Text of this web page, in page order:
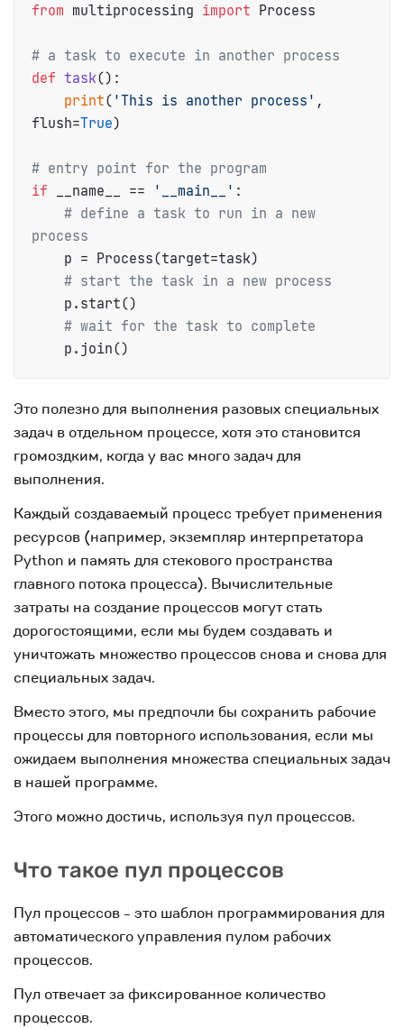
from multiprocessing import Process
# a task to execute in another process
def task():
print( 'This is another process' ,
flush=True)
# entry point for the program
if __name__ == '__main__' :
# define a task to run in a new
process
p = Process(target=task)
# start the task in a new process
p.start()
# wait for the task to complete
p.join()
Это полезно для выполнения разовых специальных
задач в отдельном процессе, хотя это становится
громоздким, когда у вас много задач для
выполнения.
Каждый создаваемый процесс требует применения
ресурсов (например, экземпляр интерпретатора
Python и память для стекового пространства
главного потока процесса). Вычислительные
затраты на создание процессов могут стать
дорогостоящими, если мы будем создавать и
уничтожать множество процессов снова и снова для
специальных задач.
Вместо этого, мы предпочли бы сохранить рабочие
процессы для повторного использования, если мы
ожидаем выполнения множества специальных задач
в нашей программе.
Этого можно достичь, используя пул процессов.
Что такое пул процессов
Пул процессов - это шаблон программирования для
автоматического управления пулом рабочих
процессов.
Пул отвечает за фиксированное количество
процессов.